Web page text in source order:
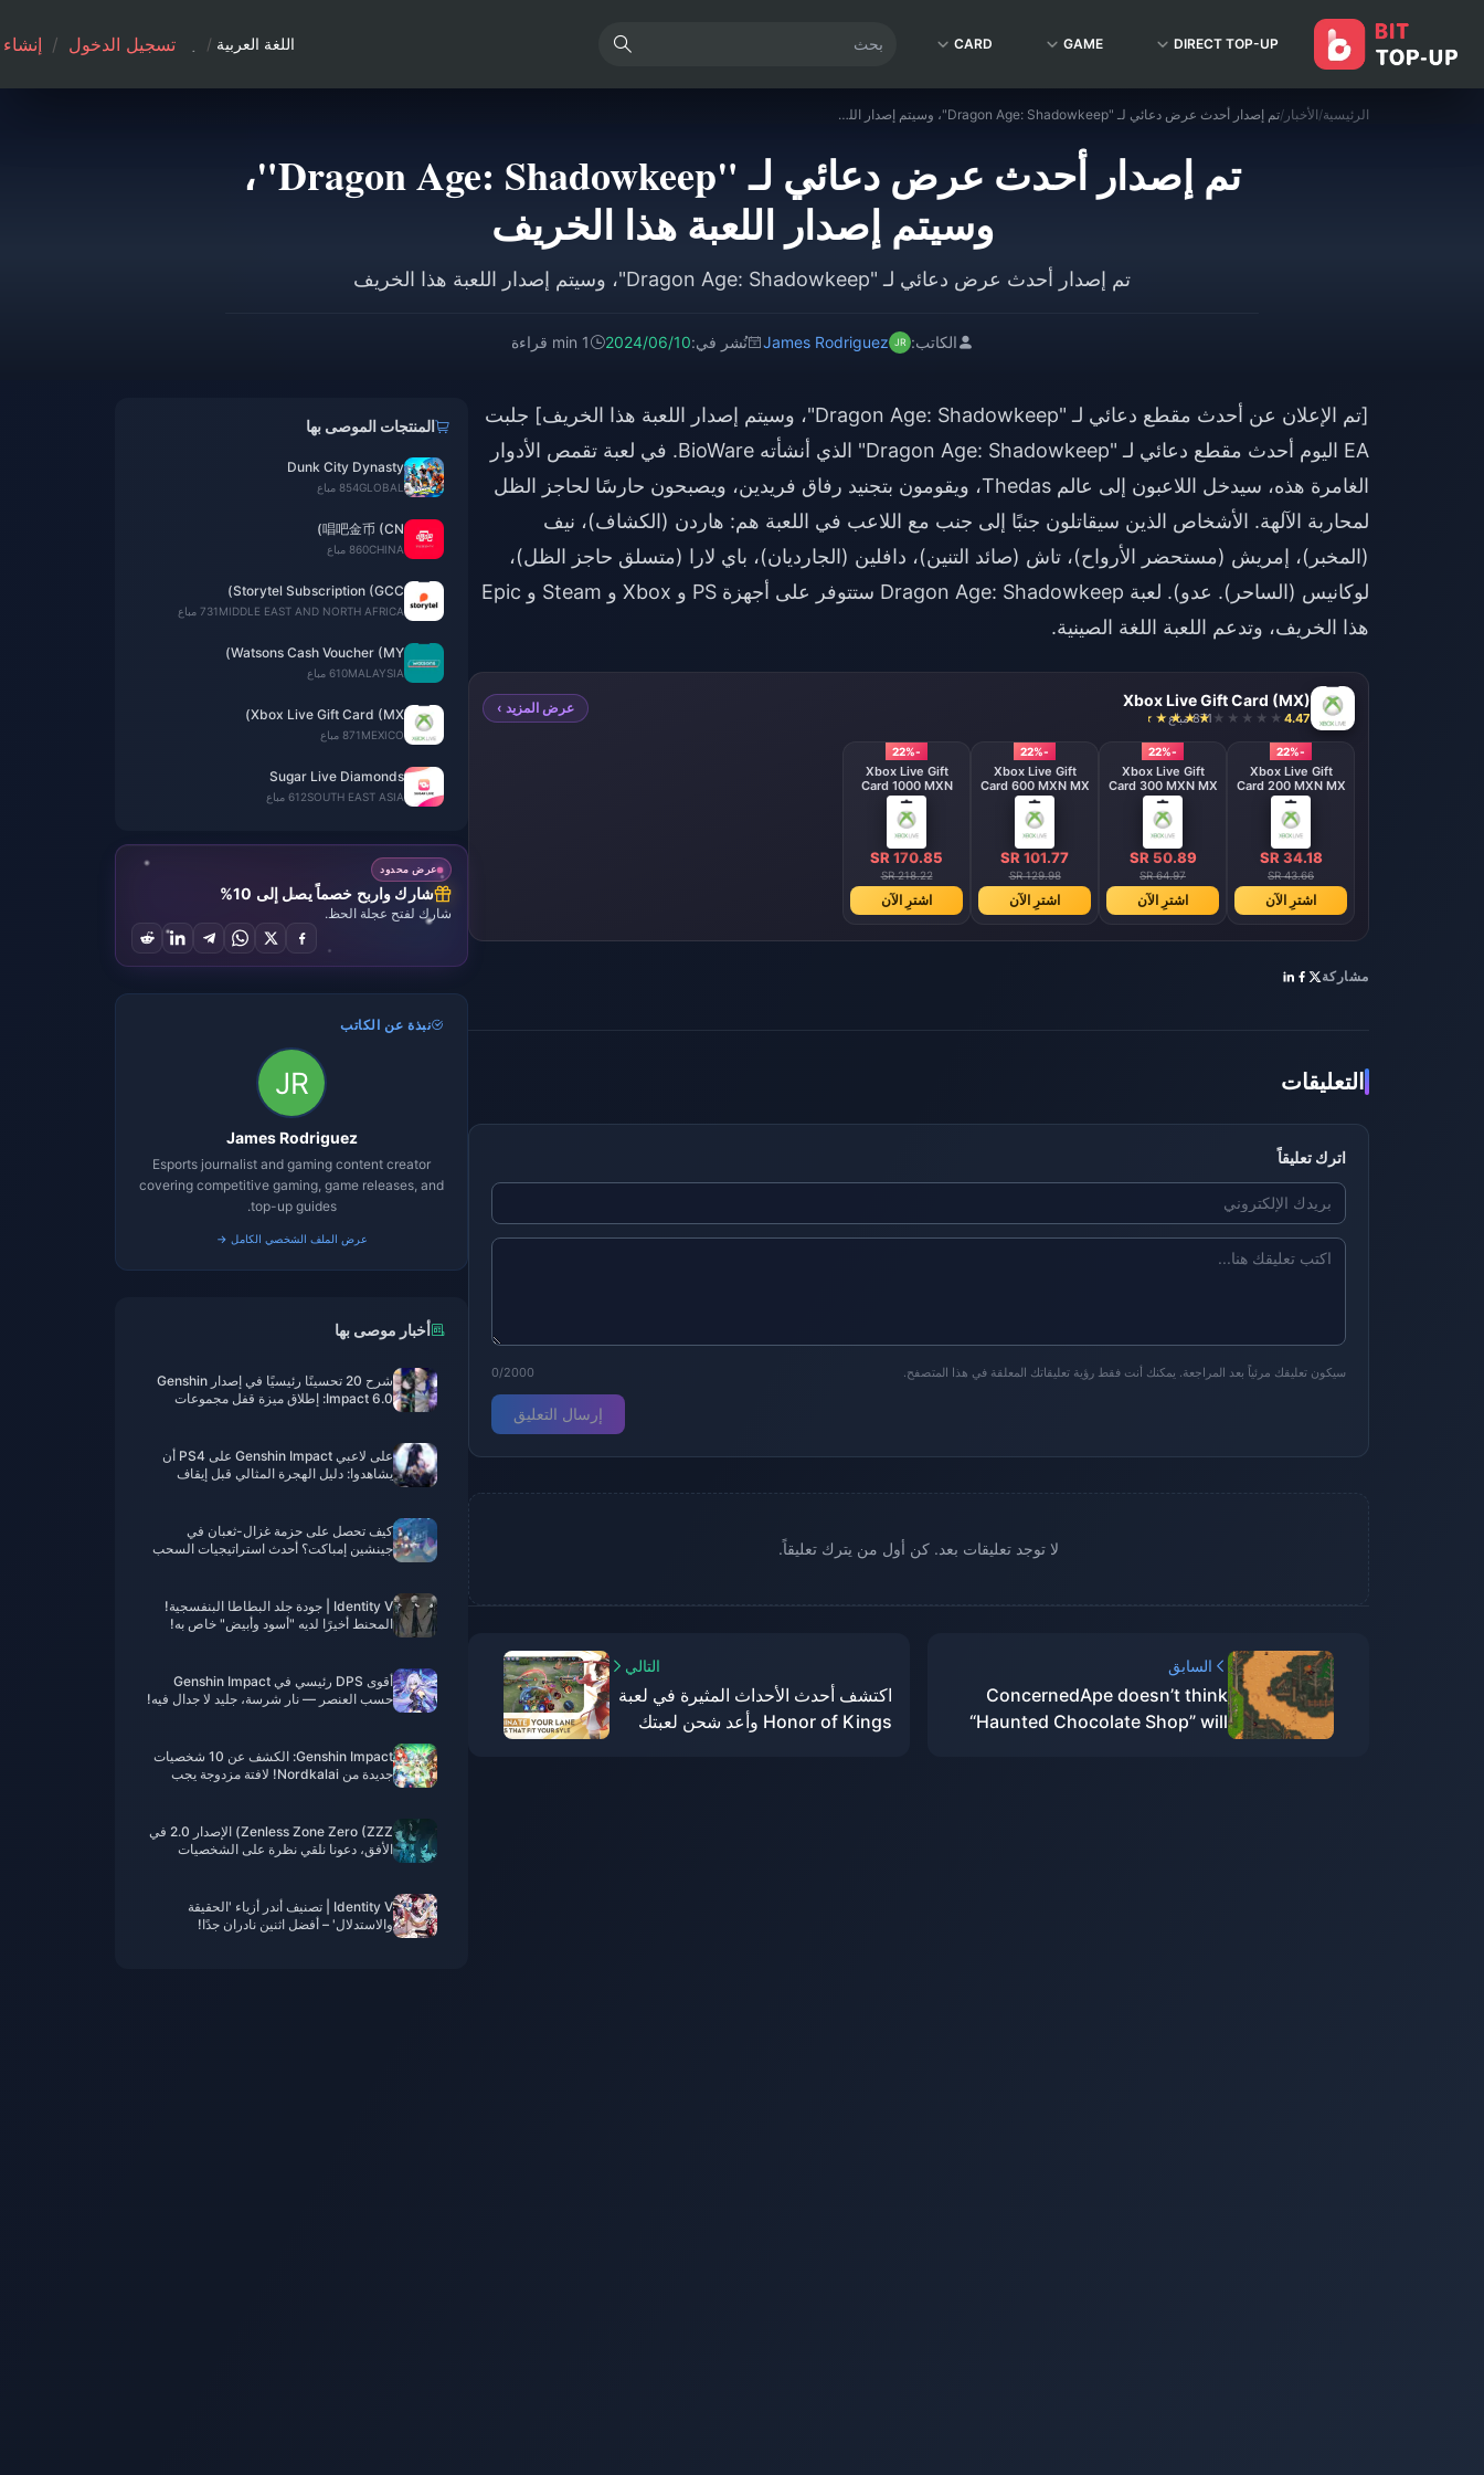
DIRECT TOP-UP
GAME
CARD اللغة العربية / تسجيل الدخول /
الرئيسية/الأخبار / تم إصدار أحدث عرض دعائي لـ "Dragon Age: Shadowkeep"، وسيتم إصدار اللعبة هذا الخريف
تم إصدار أحدث عرض دعائي لـ "Dragon Age: Shadowkeep"،
وسيتم إصدار اللعبة هذا الخريف
تم إصدار أحدث عرض دعائي لـ "Dragon Age: Shadowkeep"، وسيتم إصدار اللعبة هذا الخريف
الكاتب: James Rodriguez نُشر في:2024/06/10 1 min قراءة
[تم الإعلان عن أحدث مقطع دعائي لـ "Dragon Age: Shadowkeep"، وسيتم إصدار اللعبة هذا الخريف] جلبت
EA اليوم أحدث مقطع دعائي لـ "Dragon Age: Shadowkeep" الذي أنشأته BioWare. في لعبة تقمص الأدوار
الغامرة هذه، سيدخل اللاعبون إلى عالم Thedas، ويقومون بتجنيد رفاق فريدين، ويصبحون حارسًا لحاجز الظل
لمحاربة الآلهة. الأشخاص الذين سيقاتلون جنبًا إلى جنب مع اللاعب في اللعبة هم: هاردن (الكشاف)، نيف
(المخبر)، إمريش (مستحضر الأرواح)، تاش (صائد التنين)، دافلين (الجارديان)، باي لارا (متسلق حاجز الظل)،
لوكانيس (الساحر). عدو). لعبة Dragon Age: Shadowkeep ستتوفر على أجهزة PS و Xbox و Steam و Epic
هذا الخريف، وتدعم اللعبة اللغة الصينية.
Xbox Live Gift Card (MX)
4.47 871 مباع
عرض المزيد ›
-22%
Xbox Live Gift
Card 200 MXN MX
SR 34.18
SR 43.66
اشترِ الآن
-22%
Xbox Live Gift
Card 300 MXN MX
SR 50.89
SR 64.97
اشترِ الآن
-22%
Xbox Live Gift
Card 600 MXN MX
SR 101.77
SR 129.98
اشترِ الآن
-22%
Xbox Live Gift
Card 1000 MXN
MX
SR 170.85
SR 218.22
اشترِ الآن
مشاركة
التعليقات
اترك تعليقاً
سيكون تعليقك مرئياً بعد المراجعة. يمكنك أنت فقط رؤية تعليقاتك المعلقة في هذا المتصفح. 0/2000
إرسال التعليق
لا توجد تعليقات بعد. كن أول من يترك تعليقاً.
السابق
ConcernedApe doesn’t think
“Haunted Chocolate Shop” will
التالي
اكتشف أحدث الأحداث المثيرة في لعبة
Honor of Kings وأعد شحن لعبتك
المنتجات الموصى بها
Dunk City Dynasty
GLOBAL854 مباع
唱吧金币 (CN)
CHINA860 مباع
Storytel Subscription (GCC)
MIDDLE EAST AND NORTH AFRICA731 مباع
Watsons Cash Voucher (MY)
MALAYSIA610 مباع
Xbox Live Gift Card (MX)
MEXICO871 مباع
Sugar Live Diamonds
SOUTH EAST ASIA612 مباع
عرض محدود
شارك واربح خصماً يصل إلى 10%
شارك لفتح عجلة الحظ.
نبذة عن الكاتب
James Rodriguez
Esports journalist and gaming content creator
covering competitive gaming, game releases, and
top-up guides.
عرض الملف الشخصي الكامل →
أخبار موصى بها
شرح 20 تحسينًا رئيسيًا في إصدار Genshin
Impact 6.0: إطلاق ميزة قفل مجموعات
على لاعبي Genshin Impact على PS4 أن
يشاهدوا: دليل الهجرة المثالي قبل إيقاف
كيف تحصل على حزمة غزال-ثعبان في
جينشين إمباكت؟ أحدث استراتيجيات السحب
Identity V | جودة جلد البطاطا البنفسجية!
المحنط أخيرًا لديه "أسود وأبيض" خاص به!
أقوى DPS رئيسي في Genshin Impact
حسب العنصر — نار شرسة، جليد لا جدال فيه!
Genshin Impact: الكشف عن 10 شخصيات
جديدة من Nordkalai! لافتة مزدوجة يجب
Zenless Zone Zero (ZZZ) الإصدار 2.0 في
الأفق، دعونا نلقي نظرة على الشخصيات
Identity V | تصنيف أندر أزياء 'الحقيقة
والاستدلال' – أفضل اثنين نادران جدًا!